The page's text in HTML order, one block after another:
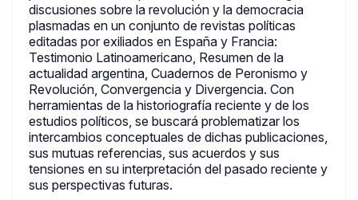
discusiones sobre la revolución y la democracia
plasmadas en un conjunto de revistas políticas
editadas por exiliados en España y Francia:
Testimonio Latinoamericano, Resumen de la
actualidad argentina, Cuadernos de Peronismo y
Revolución, Convergencia y Divergencia. Con
herramientas de la historiografía reciente y de los
estudios políticos, se buscará problematizar los
intercambios conceptuales de dichas publicaciones,
sus mutuas referencias, sus acuerdos y sus
tensiones en su interpretación del pasado reciente y
sus perspectivas futuras.